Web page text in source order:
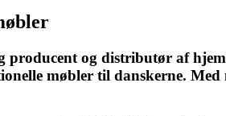
og distributør af
møbler til danskerne.